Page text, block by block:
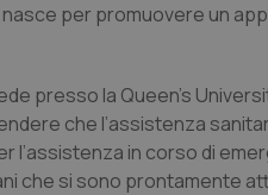
per promuovere un
presso la Queen’s
che l’assistenza
l’assistenza in corso di
che si sono prontamente